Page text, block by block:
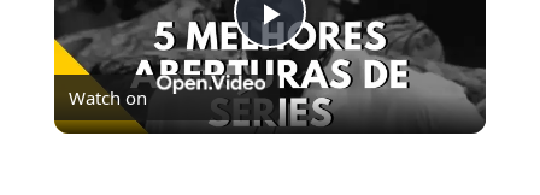
Play
Video
Watch on